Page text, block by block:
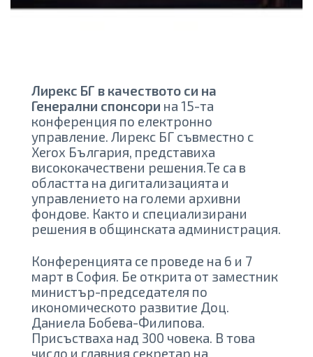
Лирекс БГ в качеството си на
Генерални спонсори на 15-та
конференция по електронно
управление. Лирекс БГ съвместно с
Xerox България, представиха
висококачествени решения.Те са в
областта на дигитализацията и
управлението на големи архивни
фондове. Както и специализирани
решения в общинската администрация.
Конференцията се проведе на 6 и 7
март в София. Бе открита от заместник
министър-председателя по
икономическото развитие Доц.
Даниела Бобева-Филипова.
Присъстваха над 300 човека. В това
число и главния секретар на